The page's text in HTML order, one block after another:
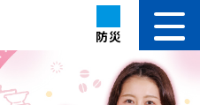
防災